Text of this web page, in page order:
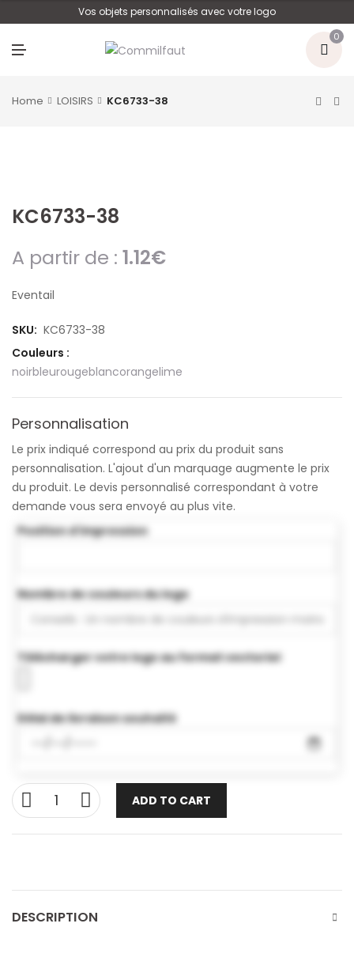
Vos objets personnalisés avec votre logo
0
Home LOISIRS KC6733-38
KC6733-38
A partir de : 1.12€
Eventail
SKU: KC6733-38
Couleurs :
noirbleurougeblancorangelime
Personnalisation
Le prix indiqué correspond au prix du produit sans
personnalisation. L'ajout d'un marquage augmente le prix
du produit. Le devis personnalisé correspondant à votre
demande vous sera envoyé au plus vite.
Position d'impression
Nombre de couleurs du logo
Télécharger votre logo au format vectoriel
Délai de livraison souhaité
ADD TO CART
DESCRIPTION